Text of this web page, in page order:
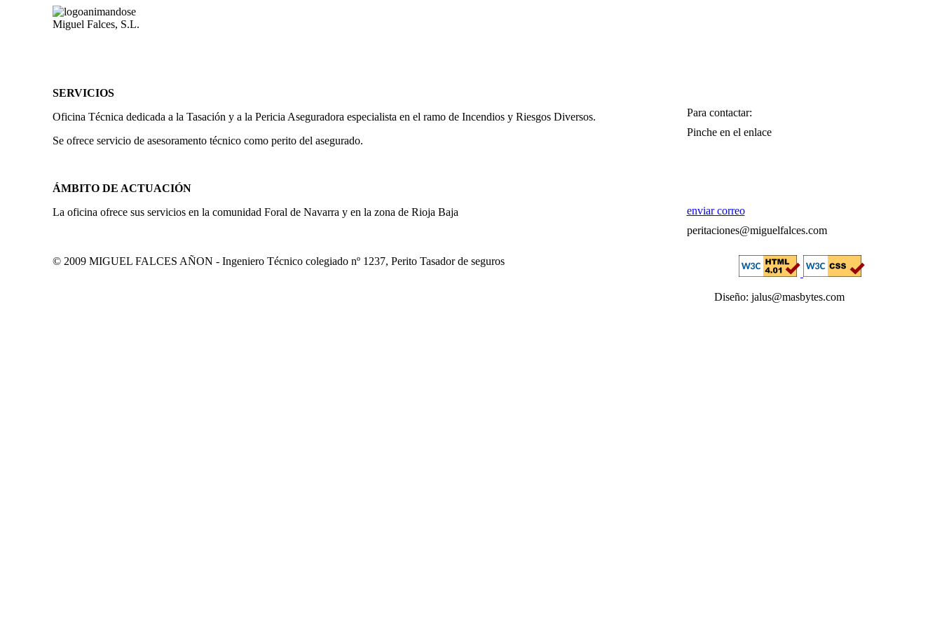
Miguel Falces, S.L.
SERVICIOS
Oficina Técnica dedicada a la Tasación y a la Pericia Aseguradora especialista en el ramo de Incendios y Riesgos Diversos.
Se ofrece servicio de asesoramento técnico como perito del asegurado.
ÁMBITO DE ACTUACIÓN
La oficina ofrece sus servicios en la comunidad Foral de Navarra y en la zona de Rioja Baja
Para contactar:
Pinche en el enlace
enviar correo
peritaciones@miguelfalces.com
© 2009 MIGUEL FALCES AÑON - Ingeniero Técnico colegiado nº 1237, Perito Tasador de seguros
Diseño: jalus@masbytes.com